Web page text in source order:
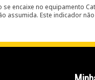
encaixe no equipamento
assumida. Este indicador